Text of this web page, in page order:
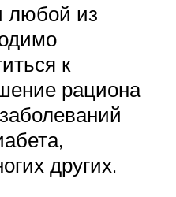
любой из
к
рациона
других.